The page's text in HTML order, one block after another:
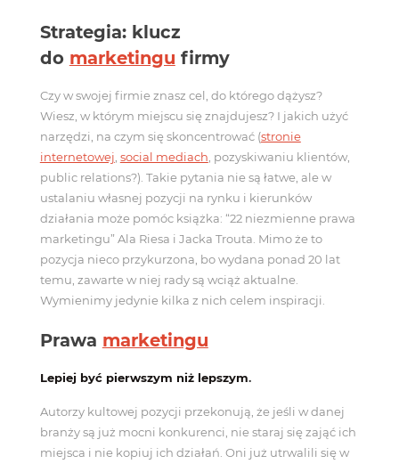
Strategia: klucz
do marketingu firmy
Czy w swojej firmie znasz cel, do którego dążysz?
Wiesz, w którym miejscu się znajdujesz? I jakich użyć
narzędzi, na czym się skoncentrować (stronie
internetowej social mediach , pozyskiwaniu klientów,
public relations?). Takie pytania nie są łatwe, ale w
ustalaniu własnej pozycji na rynku i kierunków
działania może pomóc książka: “22 niezmienne prawa
marketingu” Ala Riesa i Jacka Trouta. Mimo że to
pozycja nieco przykurzona, bo wydana ponad 20 lat
temu, zawarte w niej rady są wciąż aktualne.
Wymienimy jedynie kilka z nich celem inspiracji.
Prawa marketingu
Lepiej być pierwszym niż lepszym.
Autorzy kultowej pozycji przekonują, że jeśli w danej
branży są już mocni konkurenci, nie staraj się zająć ich
miejsca i nie kopiuj ich działań. Oni już utrwalili się w